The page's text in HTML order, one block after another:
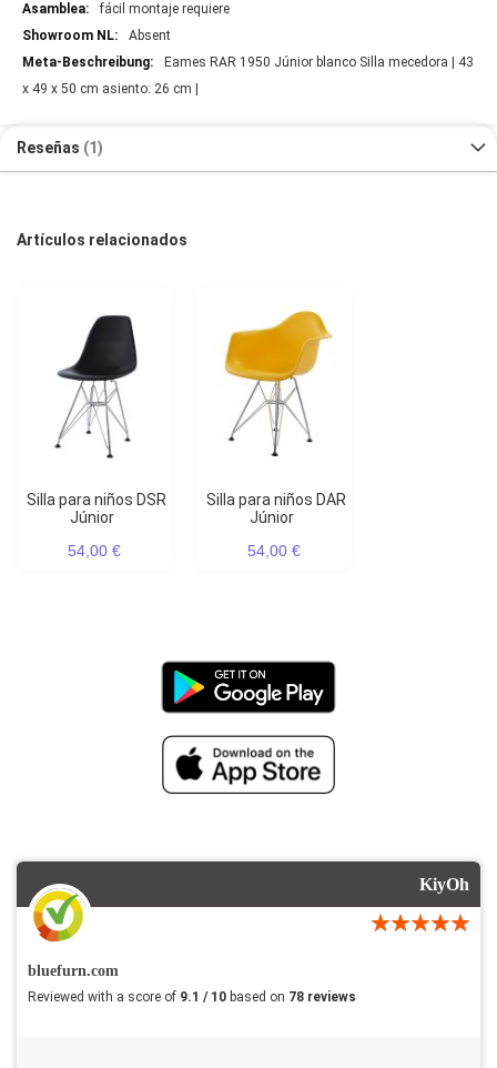
fácil montaje requiere
Absent
Eames RAR 1950 Júnior blanco Silla mecedora | 43
x 49 x 50 cm asiento: 26 cm |
Reseñas 1
Artículos relacionados
Silla para niños DSR
Júnior
54,00 €
Silla para niños DAR
Júnior
54,00 €
KiyOh
bluefurn.com
Reviewed with a score of 9.1 / 10 based on 78 reviews